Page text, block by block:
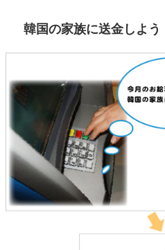
韓国の家族に送金しよ